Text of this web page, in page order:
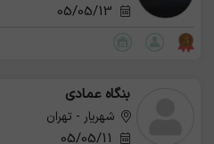
بنگاه عمادی
شهریار - تهران